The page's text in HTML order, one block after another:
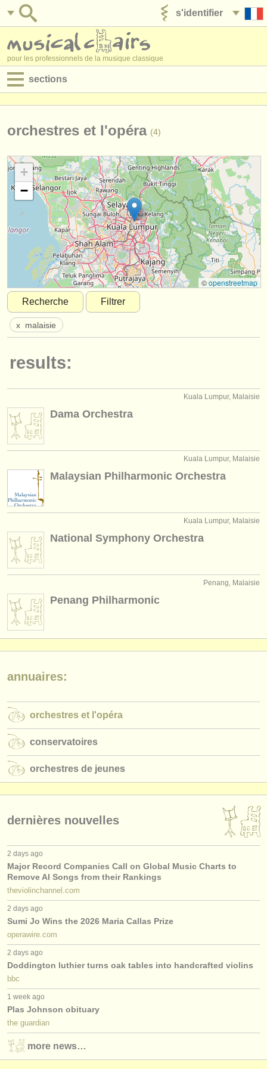
s'identifier
pour les professionnels de la musique classique
sections
jobs - administration
degree courses
stages/cours
concours/prix
instruments à vendre
instruments volés
annuaires:
musicalchairs:
a propos de musicalchairs
rss feeds
éditeurs:
ajouter votre annonce
ATS
s'identifier
orchestres et l'opéra (4)
+
−
©openstreetmap
Recherche
Filtrer
x malaisie
results:
Kuala Lumpur, Malaisie
Dama Orchestra
Kuala Lumpur, Malaisie
Malaysian Philharmonic Orchestra
Kuala Lumpur, Malaisie
National Symphony Orchestra
Penang, Malaisie
Penang Philharmonic
annuaires:
orchestres et l'opéra
conservatoires
orchestres de jeunes
dernières nouvelles
2 days ago
Major Record Companies Call on Global Music Charts to
Remove AI Songs from their Rankings
theviolinchannel.com
2 days ago
Sumi Jo Wins the 2026 Maria Callas Prize
operawire.com
2 days ago
Doddington luthier turns oak tables into handcrafted violins
bbc
1 week ago
Plas Johnson obituary
the guardian
more news…